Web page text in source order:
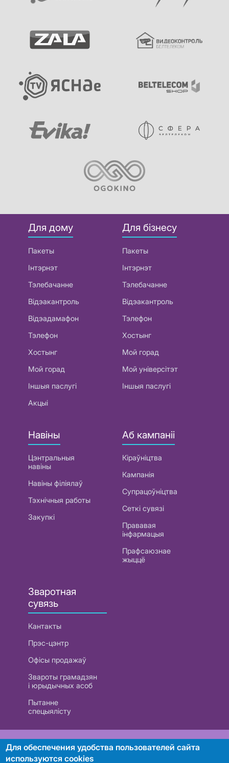
Для дому
Пакеты
Інтэрнэт
Тэлебачанне
Відэакантроль
Відэадамафон
Тэлефон
Хостынг
Мой горад
Іншыя паслугі
Акцыі
Для бізнесу
Пакеты
Інтэрнэт
Тэлебачанне
Відэакантроль
Тэлефон
Хостынг
Мой горад
Мой універсітэт
Іншыя паслугі
Навіны
Цэнтральныя
навіны
Навіны філіялаў
Тэхнічныя работы
Закупкі
Аб кампаніі
Кіраўніцтва
Кампанія
Супрацоўніцтва
Сеткі сувязі
Прававая
інфармацыя
Прафсаюзнае
жыццё
Зваротная
сувязь
Кантакты
Прэс-цэнтр
Офісы продажаў
Звароты грамадзян
і юрыдычных асоб
Пытанне
спецыялісту
РУП «Белтэлекам». УНП 101007741
Для обеспечения удобства пользователей сайта
используются cookies